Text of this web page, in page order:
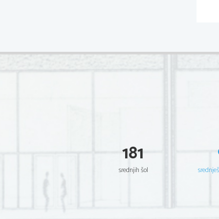
181
srednjih šol